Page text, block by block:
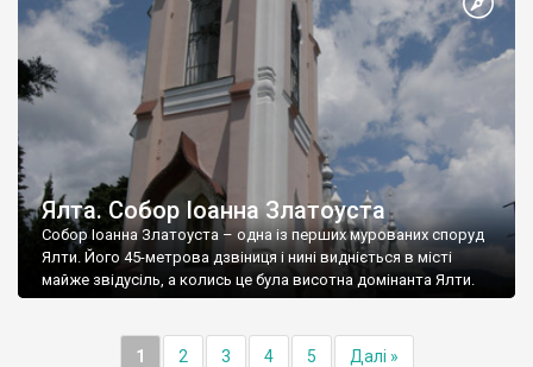
Ялта. Собор Іоанна Златоуста
Собор Іоанна Златоуста – одна із перших мурованих споруд
Ялти. Його 45-метрова дзвіниця і нині видніється в місті
майже звідусіль, а колись це була висотна домінанта Ялти.
1 2 3 4 5 Далі »